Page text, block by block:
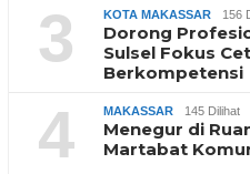
3 KOTA MAKASSAR 156
Dorong
Sulsel Fokus
Berkompetensi
4 MAKASSAR 145 Dilihat
Menegur di
Martabat